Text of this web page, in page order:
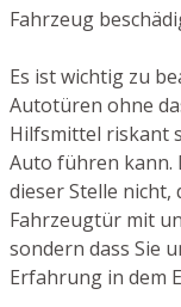
Fahrzeug
Es ist wichtig zu
Autotüren ohne
Hilfsmittel riskant
Auto führen kann.
dieser Stelle nicht,
Fahrzeugtür mit
sondern dass Sie
Erfahrung in dem